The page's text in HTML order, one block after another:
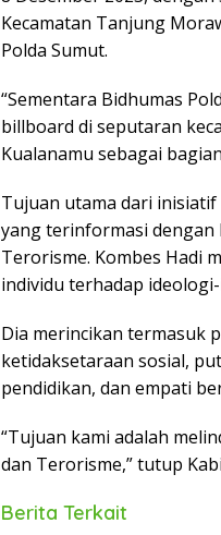
Kecamatan Tanjung
Polda Sumut.
“Sementara Bidhumas
billboard di seputaran
Kualanamu sebagai
Tujuan utama dari
yang terinformasi dengan
Terorisme. Kombes Hadi
individu terhadap
Dia merincikan termasuk
ketidaksetaraan sosial,
pendidikan, dan empati
“Tujuan kami adalah
dan Terorisme,” tutup
Berita Terkait